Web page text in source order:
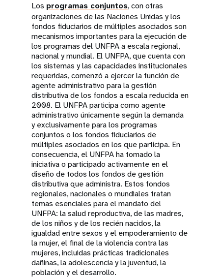
Los programas conjuntos, con otras
organizaciones de las Naciones Unidas y los
fondos fiduciarios de múltiples asociados son
mecanismos importantes para la ejecución de
los programas del UNFPA a escala regional,
nacional y mundial. El UNFPA, que cuenta con
los sistemas y las capacidades institucionales
requeridas, comenzó a ejercer la función de
agente administrativo para la gestión
distributiva de los fondos a escala reducida en
2008. El UNFPA participa como agente
administrativo únicamente según la demanda
y exclusivamente para los programas
conjuntos o los fondos fiduciarios de
múltiples asociados en los que participa. En
consecuencia, el UNFPA ha tomado la
iniciativa o participado activamente en el
diseño de todos los fondos de gestión
distributiva que administra. Estos fondos
regionales, nacionales o mundiales tratan
temas esenciales para el mandato del
UNFPA: la salud reproductiva, de las madres,
de los niños y de los recién nacidos, la
igualdad entre sexos y el empoderamiento de
la mujer, el final de la violencia contra las
mujeres, incluidas prácticas tradicionales
dañinas, la adolescencia y la juventud, la
población y el desarrollo.